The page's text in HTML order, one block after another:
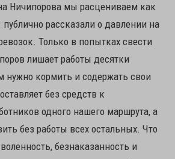
Ничипорова мы расцениваем как
рассказали о давлении на
Только в попытках свести
лишает работы десятки
нужно кормить и содержать свои
без средств к
одного нашего маршрута, а
без работы всех остальных. Что
безнаказанность и